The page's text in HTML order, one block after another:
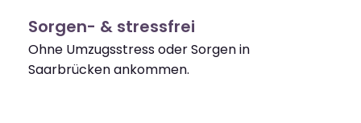
Sorgen- & stressfrei
Ohne Umzugsstress oder Sorgen in
Saarbrücken ankommen.